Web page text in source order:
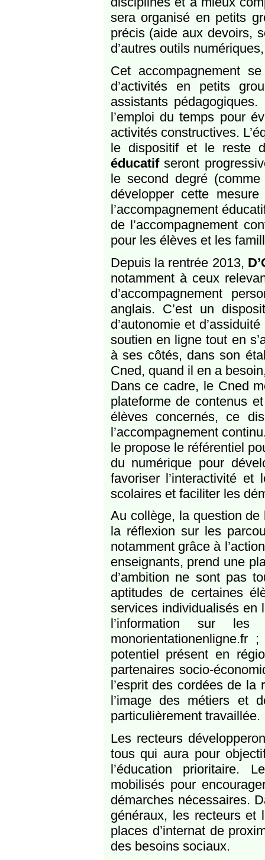
sera organisé en petits
précis (aide aux devoirs,
d’autres outils
Cet accompagnement
d’activités en petits
assistants
l’emploi du temps pour
activités constructives.
le dispositif et le reste
éducatifseront
le second degré
développer cette
l’accompagnement
de l’accompagnement
pour les élèves et les
Depuis la rentrée 2013,
notamment à ceux
d’accompagnement
anglais. C’est un
d’autonomie et
soutien en ligne tout en
à ses côtés, dans son
Cned, quand il en a
Dans ce cadre, le Cned
plateforme de contenus
élèves concernés, ce
l’accompagnement
le propose le référentiel
du numérique pour
favoriser l’interactivité et
scolaires et faciliter les
Au collège, la question
la réflexion sur les
notamment grâce à
enseignants, prend une
d’ambition ne sont pas
aptitudes de certaines
services individualisés en
l’information sur
potentiel présent en
partenaires socio-
l’esprit des cordées de
l’image des métiers et
particulièrement travaillée.
Les recteurs
tous qui aura pour
l’éducation prioritaire.
mobilisés pour
démarches nécessaires.
généraux, les recteurs et
places d’internat de
des besoins sociaux.